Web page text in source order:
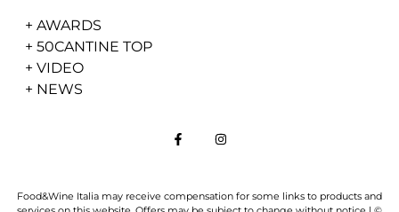
+ AWARDS
+ 50CANTINE TOP
+ VIDEO
+ NEWS
Food&Wine Italia may receive compensation for some links to products and